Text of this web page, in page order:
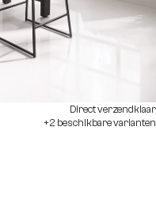
Direct verzendklaar
+2 beschikbare varianten